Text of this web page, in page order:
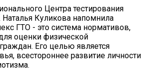
Центра тестирования
Куликова напомнила
ГТО - это система нормативов,
оценки физической
Его целью является
всестороннее развитие личности